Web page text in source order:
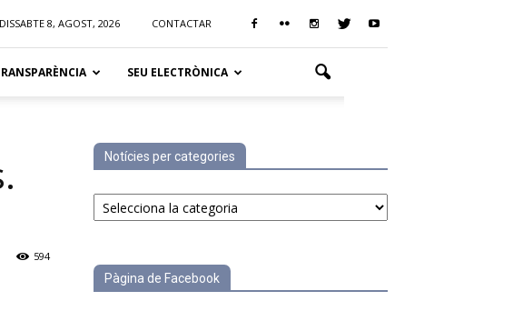
DISSABTE 8, AGOST, 2026 CONTACTAR
SEU ELECTRÒNICA
594
Notícies per categories
Notícies
per
Pàgina de Facebook